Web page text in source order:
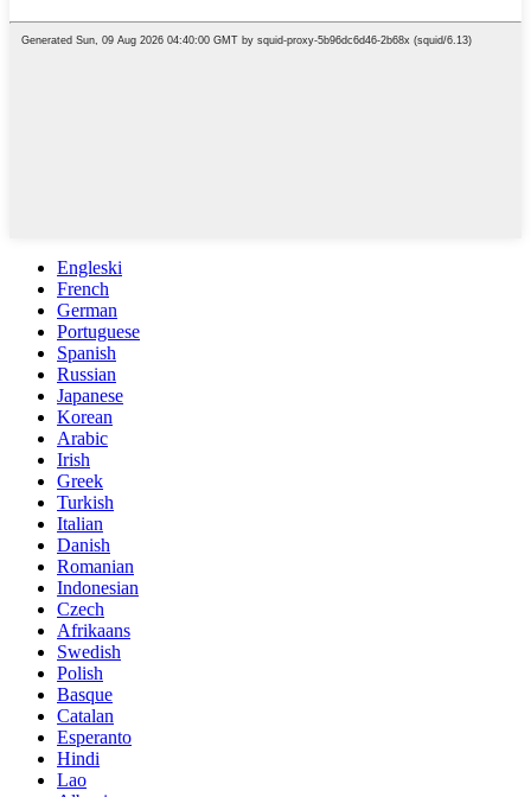
Engleski
French
German
Portuguese
Spanish
Russian
Japanese
Korean
Arabic
Irish
Greek
Turkish
Italian
Danish
Romanian
Indonesian
Czech
Afrikaans
Swedish
Polish
Basque
Catalan
Esperanto
Hindi
Lao